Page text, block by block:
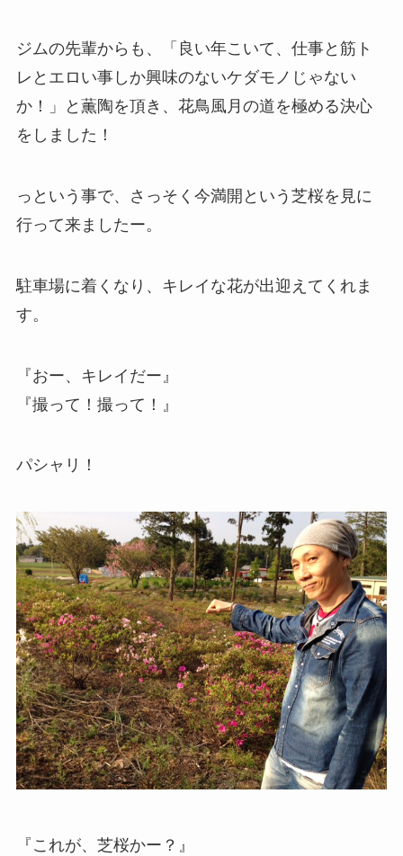
ジムの先輩からも、「良い年こいて、仕事と筋ト
レとエロい事しか興味のないケダモノじゃない
か！」と薫陶を頂き、花鳥風月の道を極める決心
をしました！
っという事で、さっそく今満開という芝桜を見に
行って来ましたー。
駐車場に着くなり、キレイな花が出迎えてくれま
す。
『おー、キレイだー』
『撮って！撮って！』
パシャリ！
『これが、芝桜かー？』